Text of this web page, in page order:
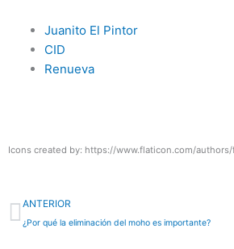
Juanito El Pintor
CID
Renueva
Icons created by: https://www.flaticon.com/
Previo
ANTERIOR
¿Por qué la eliminación del moho es importante?